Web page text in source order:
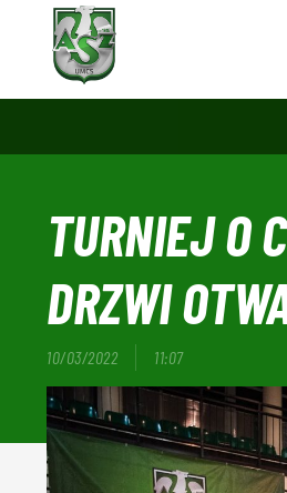
TURNIEJ O
DRZWI
10/03/2022 11:07